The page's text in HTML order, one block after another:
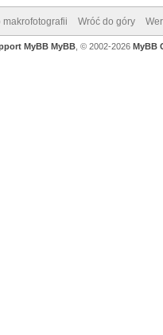
makrofotografii Wróć do góry
MyBB MyBB, © 2002-2026 MyBB